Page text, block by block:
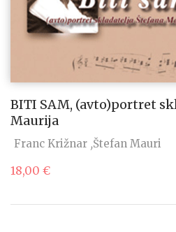
BITI SAM, (avto)portret
Maurija
Franc Križnar Štefan Mauri
18,00 €